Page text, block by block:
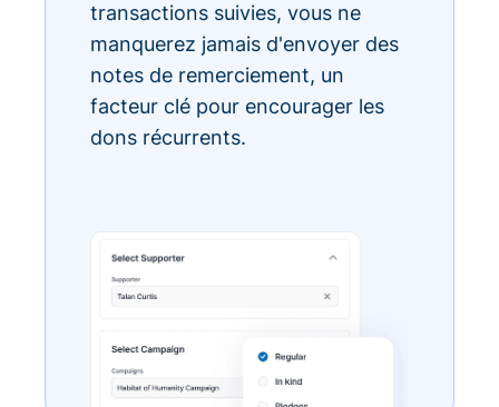
transactions suivies, vous ne
manquerez jamais d'envoyer des
notes de remerciement, un
facteur clé pour encourager les
dons récurrents.